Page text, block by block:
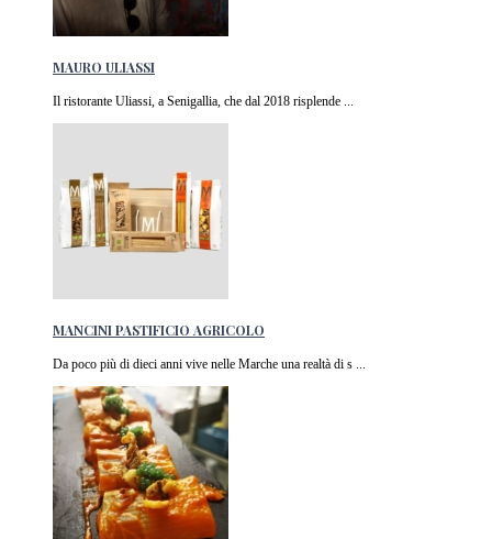
MAURO ULIASSI
Il ristorante Uliassi, a Senigallia, che dal 2018 risplende ...
MANCINI PASTIFICIO AGRICOLO
Da poco più di dieci anni vive nelle Marche una realtà di s ...